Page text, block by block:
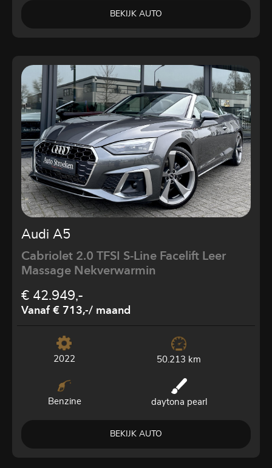
BEKIJK AUTO
Audi A5
Cabriolet 2.0 TFSI S-Line Facelift Leer
Massage Nekverwarmin
€ 42.949,-
Vanaf € 713,-/ maand
2022 50.213 km
Benzine daytona pearl
BEKIJK AUTO